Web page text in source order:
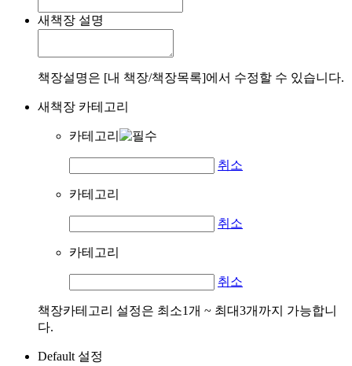
새책장 설명
책장설명은 [내 책장/책장목록]에서 수정할 수 있습니다.
새책장 카테고리
카테고리
취소
카테고리
취소
카테고리
취소
책장카테고리 설정은 최소1개 ~ 최대3개까지 가능합니
다.
Default 설정